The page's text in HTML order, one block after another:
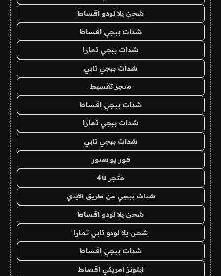
شحن يلا لودو اقساط
شدات ببجي اقساط
شدات ببجي تمارا
شدات ببجي تابي
متجر تقسيط
شدات ببجي اقساط
شدات ببجي تمارا
شدات ببجي تابي
فور يو ستور
متجر 4u
شدات ببجي عن طريق الايدي
شحن يلا لودو اقساط
شحن يلا لودو تابي تمارا
شدات ببجي اقساط
ايتونز امريكي اقساط